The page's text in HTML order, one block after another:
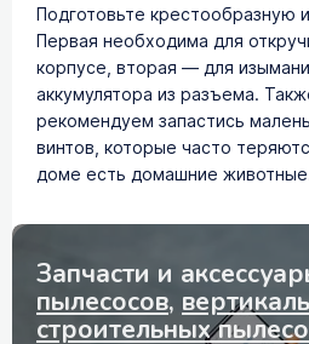
Подготовьте крестообразную
Первая необходима для
корпусе, вторая — для
аккумулятора из разъема.
рекомендуем запастись
винтов, которые часто
доме есть домашние
Запчасти и
пылесосов,
строительных